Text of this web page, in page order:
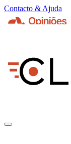
Contacto & Ajuda